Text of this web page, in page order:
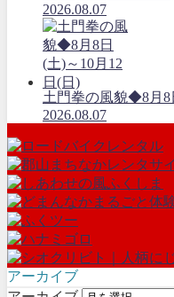
2026.08.07
土門拳の風貌◆8月8
2026.08.07
アーカイブ